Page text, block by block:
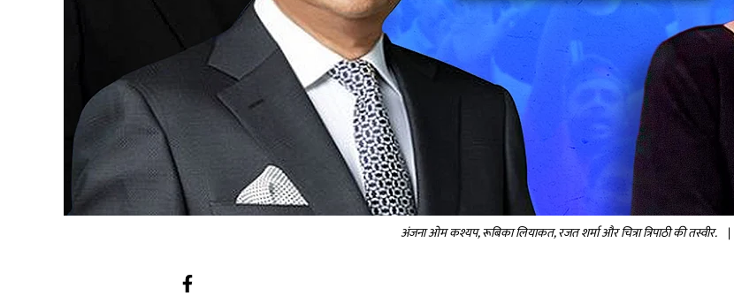
अंजना ओम कश्यप, रूबिका लियाकत, रजत शर्मा और चित्रा त्रिपाठी की तस्वीर. |